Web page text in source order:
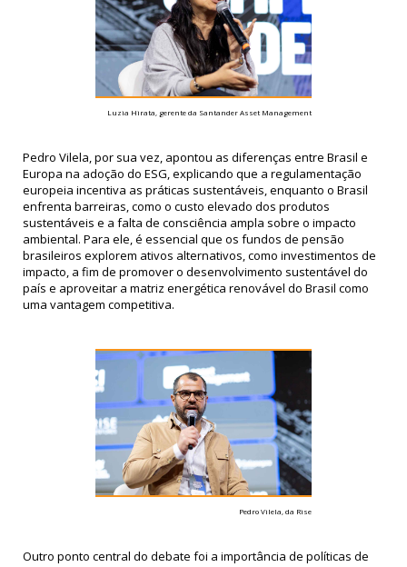
Luzia Hirata, gerente da Santander Asset Management
Pedro Vilela, por sua vez, apontou as diferenças entre Brasil e
Europa na adoção do ESG, explicando que a regulamentação
europeia incentiva as práticas sustentáveis, enquanto o Brasil
enfrenta barreiras, como o custo elevado dos produtos
sustentáveis e a falta de consciência ampla sobre o impacto
ambiental. Para ele, é essencial que os fundos de pensão
brasileiros explorem ativos alternativos, como investimentos de
impacto, a fim de promover o desenvolvimento sustentável do
país e aproveitar a matriz energética renovável do Brasil como
uma vantagem competitiva.
Pedro Vilela, da Rise
Outro ponto central do debate foi a importância de políticas de